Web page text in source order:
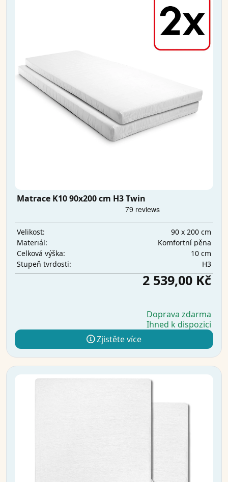
Matrace K10 90x200 cm H3 Twin
Velikost:
90 x 200 cm
Materiál:
Komfortní pěna
Celková výška:
10 cm
Stupeň tvrdosti:
H3
2 539,00 Kč
Doprava zdarma
Ihned k dispozici
Zjistěte více